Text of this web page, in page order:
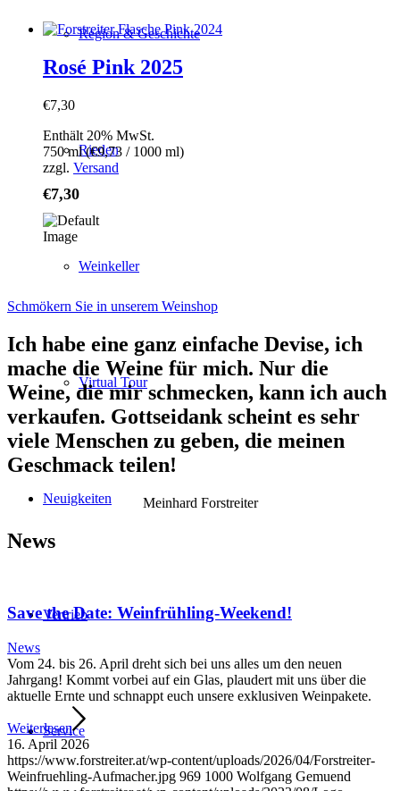
Region & Geschichte
Rieden
Weinkeller
Virtual Tour
Neuigkeiten
Vertrieb
Service
Rosé Pink 2025
€7,30
Enthält 20% MwSt.
750 ml (€9,73 / 1000 ml)
zzgl. Versand
€7,30
Schmökern Sie in unserem Weinshop
Ich habe eine ganz einfache Devise, ich
mache die Weine für mich. Nur die
Weine, die mir schmecken, kann ich auch
verkaufen. Gottseidank scheint es sehr
viele Menschen zu geben, die meinen
Geschmack teilen!
Meinhard Forstreiter
News
Save the Date: Weinfrühling-Weekend!
News
Vom 24. bis 26. April dreht sich bei uns alles um den neuen
Jahrgang! Kommt vorbei auf ein Glas, plaudert mit uns über die
aktuelle Ernte und schnappt euch unsere exklusiven Weinpakete.
Weiterlesen
16. April 2026
https://www.forstreiter.at/wp-content/uploads/2026/04/Forstreiter-
Weinfruehling-Aufmacher.jpg 969 1000 Wolfgang Gemuend